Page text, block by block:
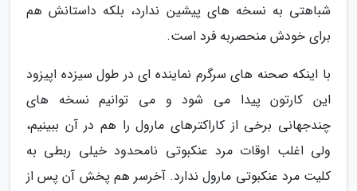
شباهتی به نسخه های پیشین ندارد، بلکه داستانش هم
برای خودش منحصربه فرد است.
با اینکه صحنه های سرگرم نماینده ای در طول سیزده اپیزود
این کارتون پیدا می شود و می توانیم نسخه های
چندجهانی برخی از کاراکترهای مارول را هم در آن ببینیم،
ولی اغلب اوقات مرد عنکبوتی نامحدود خیلی ربطی به
کلیت مرد عنکبوتی مارول ندارد. آخرسر هم پخش آن پس از